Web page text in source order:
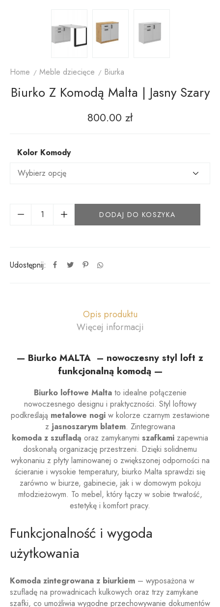
Home Meble dziecięce Biurka
Biurko Z Komodą Malta | Jasny Szary
800.00 zł
Kolor Komody
DODAJ DO KOSZYKA
Udostępnij:
Opis produktu
Więcej informacji
— Biurko MALTA – nowoczesny styl loft z
funkcjonalną komodą —
Biurko loftowe Maltato idealne połączenie
nowoczesnego designu i praktyczności. Styl loftowy
podkreślają metalowe nogiw kolorze czarnym zestawione
z jasnoszarym blatem. Zintegrowana
komoda z szufladą oraz zamykanymi szafkami zapewnia
doskonałą organizację przestrzeni. Dzięki solidnemu
wykonaniu z płyty laminowanej o zwiększonej odporności na
ścieranie i wysokie temperatury, biurko Malta sprawdzi się
zarówno w biurze, gabinecie, jak i w domowym pokoju
młodzieżowym. To mebel, który łączy w sobie trwałość,
estetykę i komfort pracy.
Funkcjonalność i wygoda
użytkowania
Komoda zintegrowana z biurkiem – wyposażona w
szufladę na prowadnicach kulkowych oraz trzy zamykane
szafki, co umożliwia wygodne przechowywanie dokumentów